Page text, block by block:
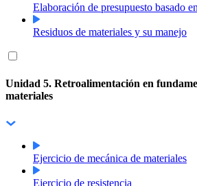
Elaboración de presupuesto basado
Residuos de materiales y su manejo
Unidad 5. Retroalimentación en
materiales
Ejercicio de mecánica de materiales
Ejercicio de resistencia